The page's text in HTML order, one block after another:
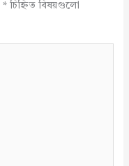
*চিহ্নিত বিষয়গুলো